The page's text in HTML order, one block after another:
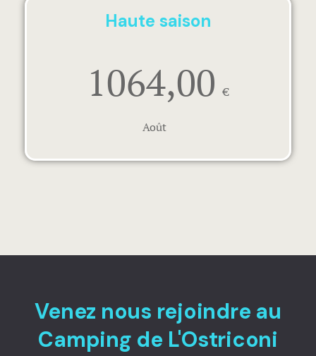
Haute saison
1064,00 €
Août
Venez nous rejoindre au
Camping de L'Ostriconi